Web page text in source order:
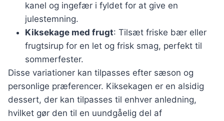
kanel og ingefær i fyldet for at give en
julestemning.
Kiksekage med frugt: Tilsæt friske bær eller
frugtsirup for en let og frisk smag, perfekt til
sommerfester.
Disse variationer kan tilpasses efter sæson og
personlige præferencer. Kiksekagen er en alsidig
dessert, der kan tilpasses til enhver anledning,
hvilket gør den til en uundgåelig del af